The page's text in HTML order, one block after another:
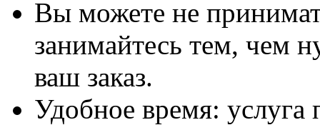
Вы можете не
занимайтесь тем, чем
ваш заказ.
Удобное время: услуга